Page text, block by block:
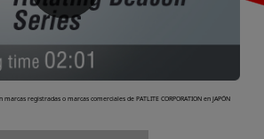
marcas registradas o marcas comerciales de PATLITE CORPORATION en JAPÓN